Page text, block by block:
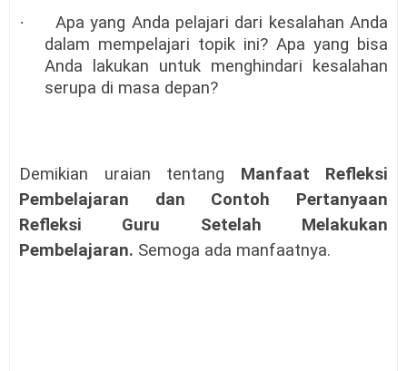
·
Apa yang Anda pelajari dari kesalahan Anda
dalam mempelajari topik ini? Apa yang bisa
Anda lakukan untuk menghindari kesalahan
serupa di masa depan?
Demikian uraian tentang Manfaat Refleksi
Pembelajaran dan Contoh Pertanyaan
Refleksi Guru Setelah Melakukan
Pembelajaran. Semoga ada manfaatnya.